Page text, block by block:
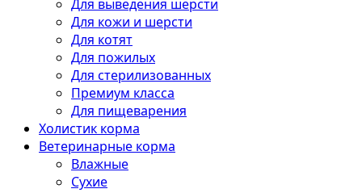
Для выведения шерсти
Для кожи и шерсти
Для котят
Для пожилых
Для стерилизованных
Премиум класса
Для пищеварения
Холистик корма
Ветеринарные корма
Влажные
Сухие